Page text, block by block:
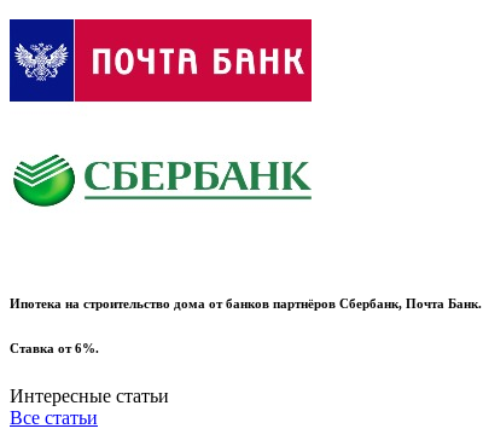
Ипотека на строительство дома от банков партнёров Сбербанк, Почта Банк.
Ставка от 6%.
Интересные статьи
Все статьи